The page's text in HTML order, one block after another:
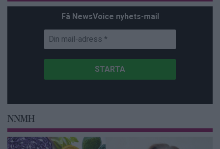
Få NewsVoice nyhets-mail
NNMH